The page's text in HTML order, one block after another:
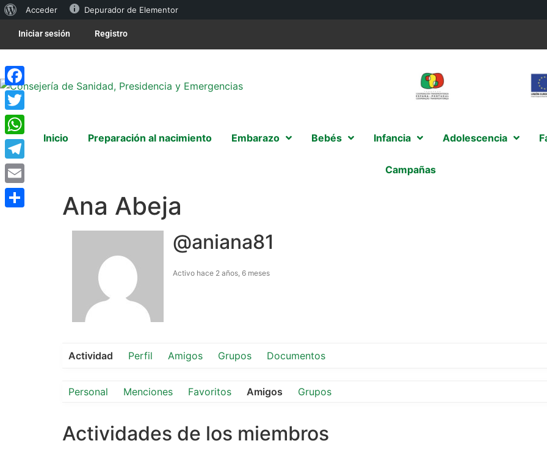
Acceder Depurador de Elementor
Iniciar sesión Registro
Inicio Preparación al nacimiento Embarazo Bebés Infancia Adolescencia
Campañas
Ana Abeja
@aniana81
Activo hace 2 años, 6 meses
Actividad Perfil Amigos Grupos Documentos
Personal Menciones Favoritos Amigos Grupos
Actividades de los miembros
Facebook
Twitter
WhatsApp
Telegram
Email